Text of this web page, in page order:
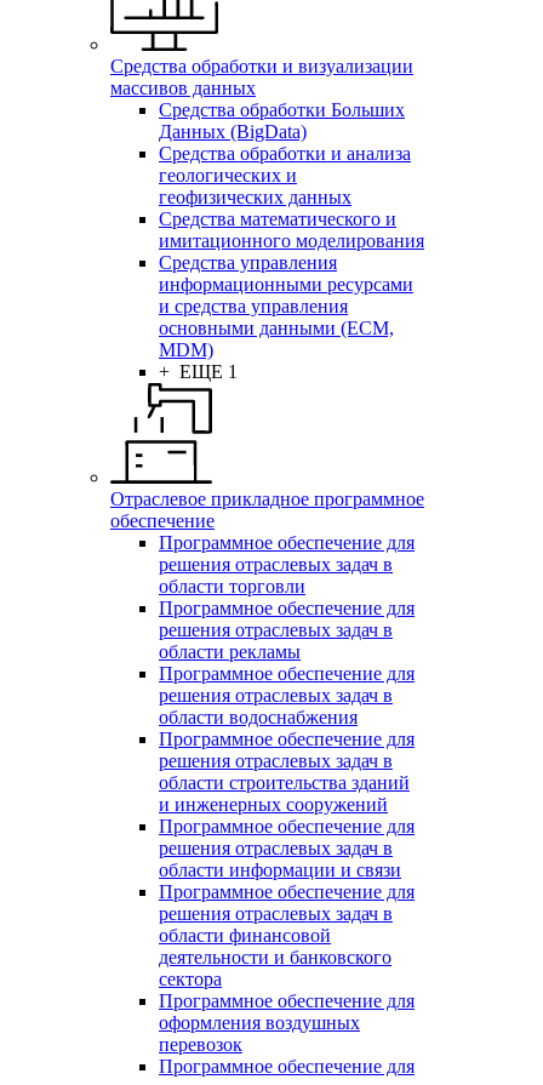
Средства обработки и визуализации
массивов данных
Средства обработки Больших
Данных (BigData)
Средства обработки и анализа
геологических и
геофизических данных
Средства математического и
имитационного моделирования
Средства управления
информационными ресурсами
и средства управления
основными данными (ECM,
MDM)
+ ЕЩЕ 1
Отраслевое прикладное программное
обеспечение
Программное обеспечение для
решения отраслевых задач в
области торговли
Программное обеспечение для
решения отраслевых задач в
области рекламы
Программное обеспечение для
решения отраслевых задач в
области водоснабжения
Программное обеспечение для
решения отраслевых задач в
области строительства зданий
и инженерных сооружений
Программное обеспечение для
решения отраслевых задач в
области информации и связи
Программное обеспечение для
решения отраслевых задач в
области финансовой
деятельности и банковского
сектора
Программное обеспечение для
оформления воздушных
перевозок
Программное обеспечение для